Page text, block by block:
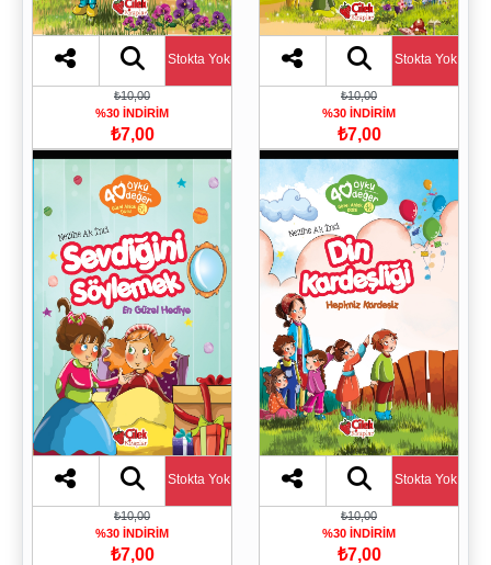
Stokta Yok
₺10,00
%30 İNDİRİM
₺7,00
Stokta Yok
₺10,00
%30 İNDİRİM
₺7,00
Stokta Yok
₺10,00
%30 İNDİRİM
₺7,00
Stokta Yok
₺10,00
%30 İNDİRİM
₺7,00